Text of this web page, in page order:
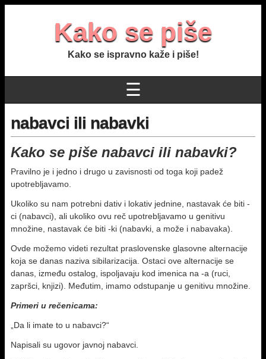
Kako se piše
Kako se ispravno kaže i piše!
☰
nabavci ili nabavki
Kako se piše nabavci ili nabavki?
Pravilno je i jedno i drugo u zavisnosti od toga koji padež
upotrebljavamo.
Ukoliko su nam potrebni dativ i lokativ jednine, nastavak će biti -
ci (nabavci), ali ukoliko ovu reč upotrebljavamo u genitivu
množine, nastavak će biti -ki (nabavki, a može i nabavaka).
Ovde možemo videti rezultat praslovenske glasovne alternacije
koja se danas naziva sibilarizacija. Ostaci ove alternacije se
danas, između ostalog, ispoljavaju kod imenica na -a (ruci,
zapršci, knjizi). Međutim, imamo odstupanje u genitivu množine.
Primeri u rečenicama:
„Da li imate to u nabavci?“
Napisali su ugovor javnoj nabavci.